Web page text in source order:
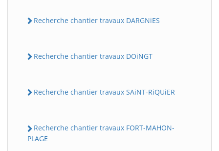
Recherche chantier travaux DARGNiES
Recherche chantier travaux DOiNGT
Recherche chantier travaux SAiNT-RiQUiER
Recherche chantier travaux FORT-MAHON-
PLAGE